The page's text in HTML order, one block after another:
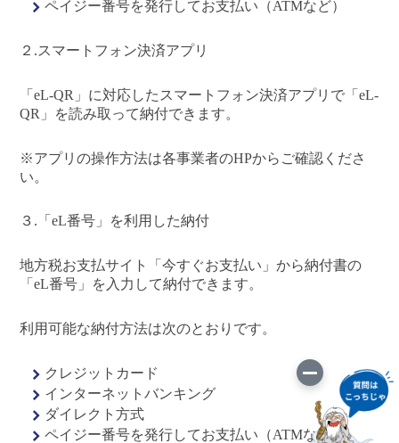
ペイジー番号を発行してお支払い（ATMなど）
２.スマートフォン決済アプリ
「eL-QR」に対応したスマートフォン決済アプリで「eL-
QR」を読み取って納付できます。
※アプリの操作方法は各事業者のHPからご確認くださ
い。
３.「eL番号」を利用した納付
地方税お支払サイト「今すぐお支払い」から納付書の
「eL番号」を入力して納付できます。
利用可能な納付方法は次のとおりです。
クレジットカード
インターネットバンキング
ダイレクト方式
ペイジー番号を発行してお支払い（ATMなど）